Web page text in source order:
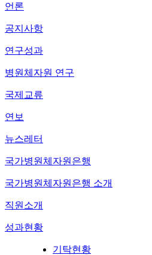
언론
공지사항
연구성과
병원체자원 연구
국제교류
연보
뉴스레터
국가병원체자원은행
국가병원체자원은행 소개
직원소개
성과현황
기탁현황